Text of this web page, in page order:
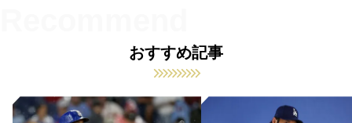
おすすめ記事